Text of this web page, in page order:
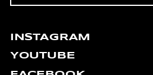
INSTAGRAM
YOUTUBE